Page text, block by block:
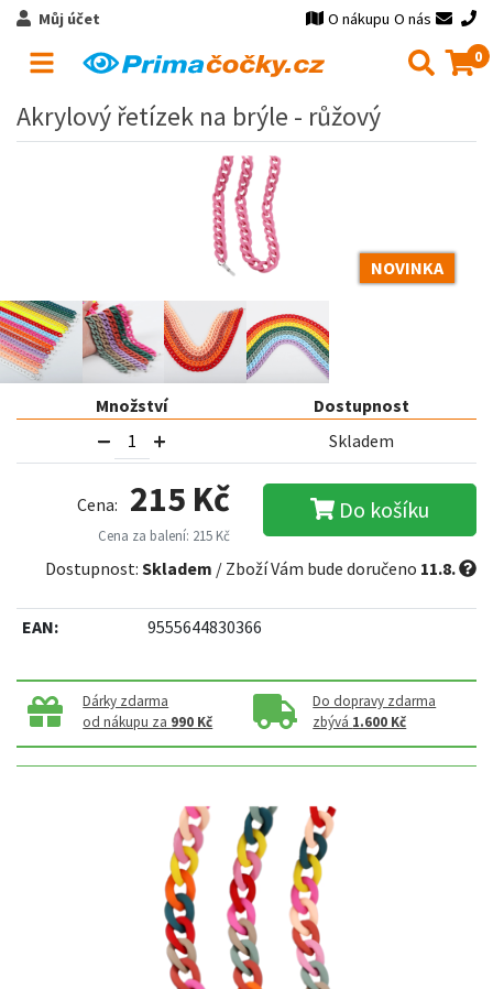
Můj účet O nákupu O nás
0
Akrylový řetízek na brýle - růžový
NOVINKA
Množství
Dostupnost
Skladem
Cena: 215 Kč
Cena za balení: 215 Kč
Do košíku
Dostupnost: Skladem / Zboží Vám bude doručeno 11.8.
EAN: 9555644830366
Dárky zdarma
od nákupu za 990 Kč
Do dopravy zdarma
zbývá 1.600 Kč